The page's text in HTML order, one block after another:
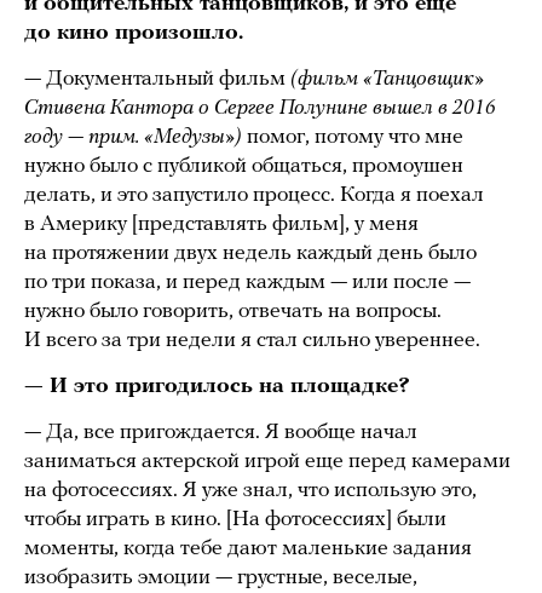
до кино произошло.
— Документальный фильм (фильм «Танцовщик»
Стивена Кантора о Сергее Полунине вышел в 2016
году — прим. «Медузы») помог, потому что мне
нужно было с публикой общаться, промоушен
делать, и это запустило процесс. Когда я поехал
в Америку [представлять фильм], у меня
на протяжении двух недель каждый день было
по три показа, и перед каждым — или после —
нужно было говорить, отвечать на вопросы.
И всего за три недели я стал сильно увереннее.
— И это пригодилось на площадке?
— Да, все пригождается. Я вообще начал
заниматься актерской игрой еще перед камерами
на фотосессиях. Я уже знал, что использую это,
чтобы играть в кино. [На фотосессиях] были
моменты, когда тебе дают маленькие задания
изобразить эмоции — грустные, веселые,